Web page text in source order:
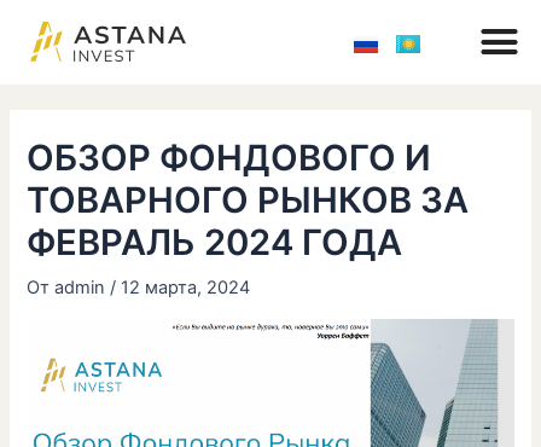
содержимому
ОБЗОР ФОНДОВОГО И
ТОВАРНОГО РЫНКОВ ЗА
ФЕВРАЛЬ 2024 ГОДА
Отadmin / 12 марта, 2024
по
записям